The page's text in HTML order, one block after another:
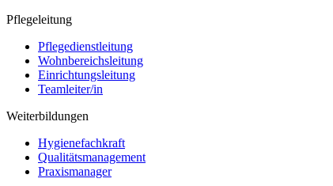
Pflegeleitung
Pflegedienstleitung
Wohnbereichsleitung
Einrichtungsleitung
Teamleiter/in
Weiterbildungen
Hygienefachkraft
Qualitätsmanagement
Praxismanager